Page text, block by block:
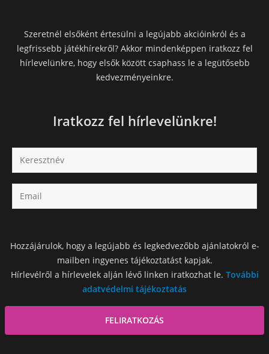
Szeretnél elsőként értesülni a legújabb akcióinkról és a
legfrissebb játékhírekről? Akkor mindenképpen iratkozz fel
hírlevelünkre, hogy elsők között csaphass le a legütősebb
kedvezményeinkre.
Iratkozz fel hírlevelünkre!
Hozzájárulok, hogy a legújabb és legkedvezőbb ajánlatokról e-
mailben ingyenes tájékoztatást kapjak.
Hírlevélről a hírlevelek alján lévő linken iratkozhat le. További
adatvédelmi tájékoztatás